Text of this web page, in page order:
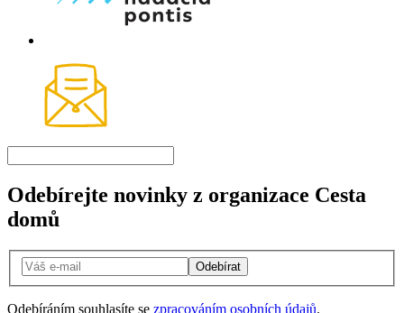
Odebírejte novinky z organizace Cesta
domů
Odebírat
Odebíráním souhlasíte se zpracováním osobních údajů.